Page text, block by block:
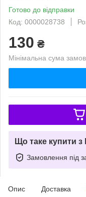
Готово до відправки
Код: 0000028738
130 ₴
Мінімальна сума
Що таке купити
Замовлення під
Опис Доставка